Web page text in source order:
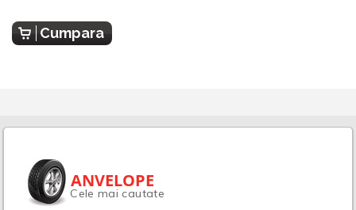
Cumpara
ANVELOPE
Cele mai cautate